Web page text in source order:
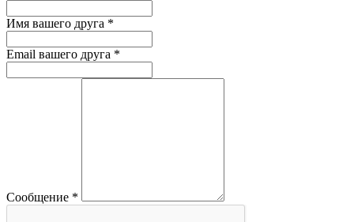
Имя вашего друга *
Email вашего друга *
Сообщение *